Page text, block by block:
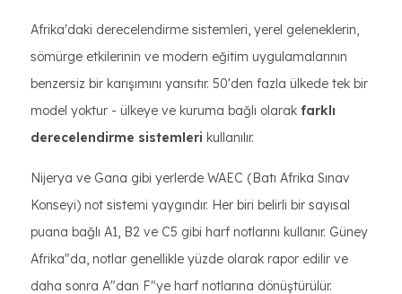
Afrika'daki derecelendirme sistemleri, yerel geleneklerin,
sömürge etkilerinin ve modern eğitim uygulamalarının
benzersiz bir karışımını yansıtır. 50'den fazla ülkede tek bir
model yoktur - ülkeye ve kuruma bağlı olarak farklı
derecelendirme sistemleri kullanılır.
Nijerya ve Gana gibi yerlerde WAEC (Batı Afrika Sınav
Konseyi) not sistemi yaygındır. Her biri belirli bir sayısal
puana bağlı A1, B2 ve C5 gibi harf notlarını kullanır. Güney
Afrika"da, notlar genellikle yüzde olarak rapor edilir ve
daha sonra A"dan F"ye harf notlarına dönüştürülür.